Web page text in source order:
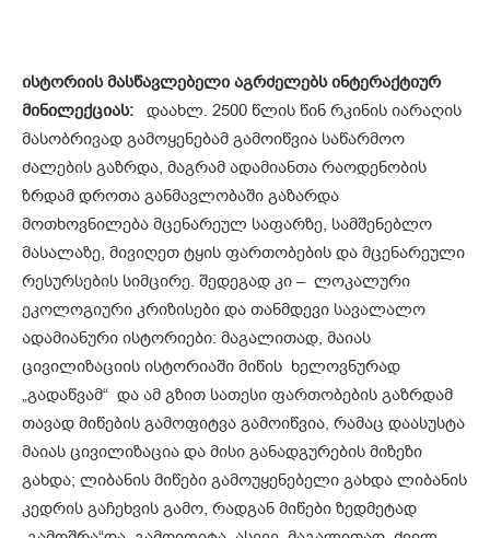
ისტორიის მასწავლებელი აგრძელებს ინტერაქტიურ
მინილექციას: დაახლ. 2500 წლის წინ რკინის იარაღის
მასობრივად გამოყენებამ გამოიწვია საწარმოო
ძალების გაზრდა, მაგრამ ადამიანთა რაოდენობის
ზრდამ დროთა განმავლობაში გაზარდა
მოთხოვნილება მცენარეულ საფარზე, სამშენებლო
მასალაზე, მივიღეთ ტყის ფართობების და მცენარეული
რესურსების სიმცირე. შედეგად კი – ლოკალური
ეკოლოგიური კრიზისები და თანმდევი სავალალო
ადამიანური ისტორიები: მაგალითად, მაიას
ცივილიზაციის ისტორიაში მიწის ხელოვნურად
„გადაწვამ“ და ამ გზით სათესი ფართობების გაზრდამ
თავად მიწების გამოფიტვა გამოიწვია, რამაც დაასუსტა
მაიას ცივილიზაცია და მისი განადგურების მიზეზი
გახდა; ლიბანის მიწები გამოუყენებელი გახდა ლიბანის
კედრის გაჩეხვის გამო, რადგან მიწები ზედმეტად